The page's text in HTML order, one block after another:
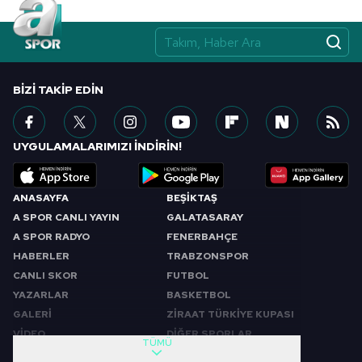
ANASAYFA
A SPOR CANLI YAYIN
A SPOR RADYO
HABERLER
CANLI SKOR
YAZARLAR
GALERİ
VİDEO
BEŞİKTAŞ
GALATASARAY
FENERBAHÇE
TRABZONSPOR
FUTBOL
BASKETBOL
ZİRAAT TÜRKİYE KUPASI
DİĞER SPORLAR
TÜMÜ
BIZI TAKIP EDIN
UYGULAMALARIMIZI İNDİRİN!